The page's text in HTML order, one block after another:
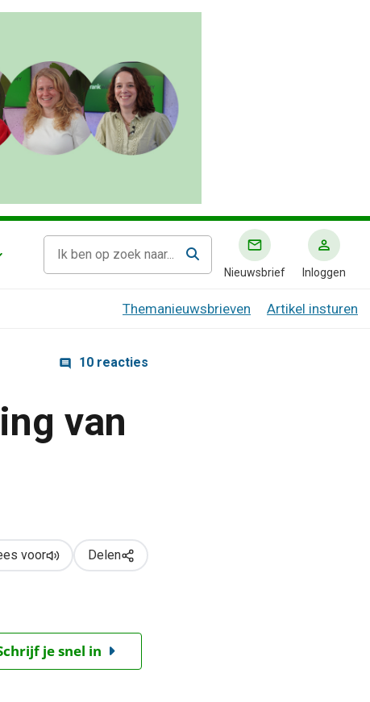
Nieuwsbrief Inloggen
Themanieuwsbrieven Artikel insturen
10 reacties
van
voor Delen
je snel in